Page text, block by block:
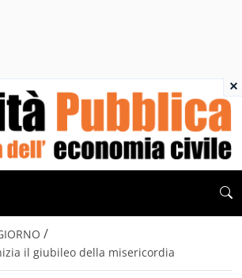
/
il giubileo della misericordia
×